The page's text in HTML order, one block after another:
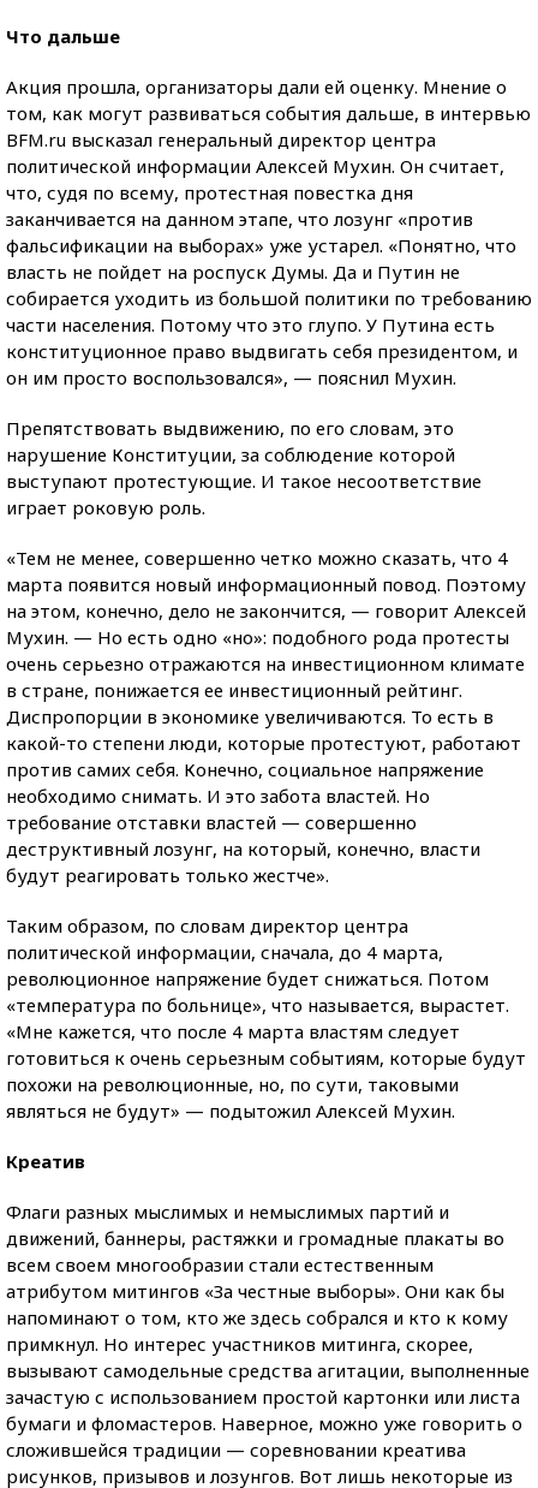
Что дальше
Акция прошла, организаторы дали ей оценку. Мнение о
том, как могут развиваться события дальше, в интервью
BFM.ru высказал генеральный директор центра
политической информации Алексей Мухин. Он считает,
что, судя по всему, протестная повестка дня
заканчивается на данном этапе, что лозунг «против
фальсификации на выборах» уже устарел. «Понятно, что
власть не пойдет на роспуск Думы. Да и Путин не
собирается уходить из большой политики по требованию
части населения. Потому что это глупо. У Путина есть
конституционное право выдвигать себя президентом, и
он им просто воспользовался», — пояснил Мухин.
Препятствовать выдвижению, по его словам, это
нарушение Конституции, за соблюдение которой
выступают протестующие. И такое несоответствие
играет роковую роль.
«Тем не менее, совершенно четко можно сказать, что 4
марта появится новый информационный повод. Поэтому
на этом, конечно, дело не закончится, — говорит Алексей
Мухин. — Но есть одно «но»: подобного рода протесты
очень серьезно отражаются на инвестиционном климате
в стране, понижается ее инвестиционный рейтинг.
Диспропорции в экономике увеличиваются. То есть в
какой-то степени люди, которые протестуют, работают
против самих себя. Конечно, социальное напряжение
необходимо снимать. И это забота властей. Но
требование отставки властей — совершенно
деструктивный лозунг, на который, конечно, власти
будут реагировать только жестче».
Таким образом, по словам директор центра
политической информации, сначала, до 4 марта,
революционное напряжение будет снижаться. Потом
«температура по больнице», что называется, вырастет.
«Мне кажется, что после 4 марта властям следует
готовиться к очень серьезным событиям, которые будут
похожи на революционные, но, по сути, таковыми
являться не будут» — подытожил Алексей Мухин.
Креатив
Флаги разных мыслимых и немыслимых партий и
движений, баннеры, растяжки и громадные плакаты во
всем своем многообразии стали естественным
атрибутом митингов «За честные выборы». Они как бы
напоминают о том, кто же здесь собрался и кто к кому
примкнул. Но интерес участников митинга, скорее,
вызывают самодельные средства агитации, выполненные
зачастую с использованием простой картонки или листа
бумаги и фломастеров. Наверное, можно уже говорить о
сложившейся традиции — соревновании креатива
рисунков, призывов и лозунгов. Вот лишь некоторые из